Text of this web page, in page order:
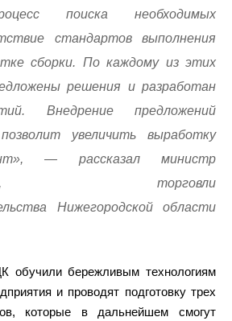
поиска необходимых
стандартов выполнения
сборки. По каждому из этих
решения и разработан
Внедрение предложений
увеличить выработку
— рассказал министр
торговли
Нижегородской области
обучили бережливым технологиям
и проводят подготовку трех
которые в дальнейшем смогут